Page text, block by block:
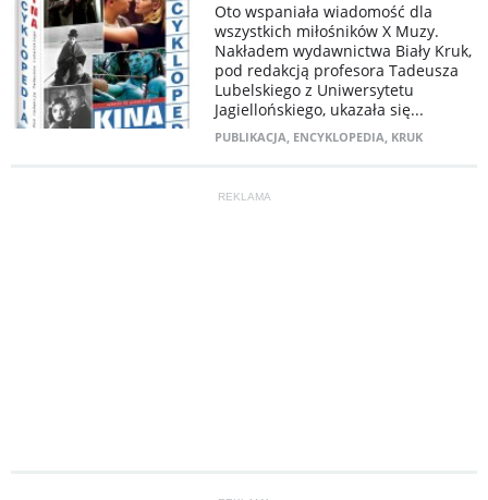
Oto wspaniała wiadomość dla
wszystkich miłośników X Muzy.
Nakładem wydawnictwa Biały Kruk,
pod redakcją profesora Tadeusza
Lubelskiego z Uniwersytetu
Jagiellońskiego, ukazała się...
PUBLIKACJA, ENCYKLOPEDIA, KRUK
REKLAMA